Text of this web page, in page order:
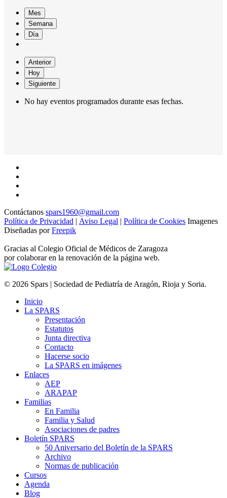
Mes
Semana
Día
Anterior
Hoy
Siguiente
No hay eventos programados durante esas fechas.
Contáctanos spars1960@gmail.com
Política de Privacidad | Aviso Legal | Política de Cookies Imagenes
Diseñadas porFreepik
Gracias al Colegio Oficial de Médicos de Zaragoza
por colaborar en la renovación de la página web.
© 2026 Spars | Sociedad de Pediatría de Aragón, Rioja y Soria.
Inicio
La SPARS
Presentación
Estatutos
Junta directiva
Contacto
Hacerse socio
La SPARS en imágenes
Enlaces
AEP
ARAPAP
Familias
En Familia
Familia y Salud
Asociaciones de padres
Boletín SPARS
50 Aniversario del Boletín de la SPARS
Archivo
Normas de publicación
Cursos
Agenda
Blog